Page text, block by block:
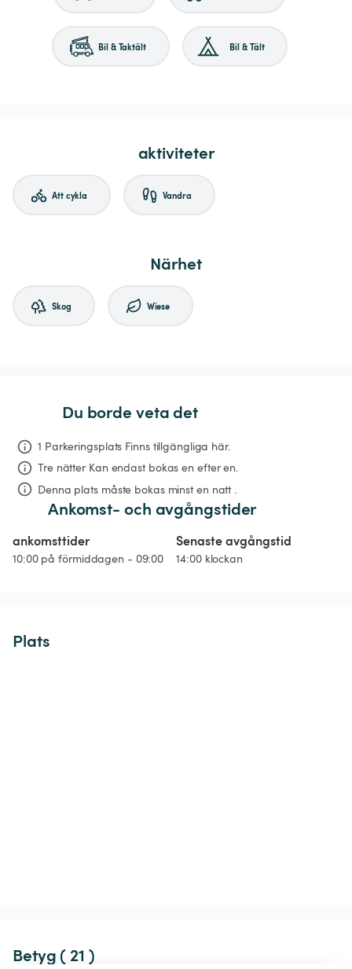
Bil & Taktält Bil & Tält
aktiviteter
Att cykla Vandra
Närhet
Skog Wiese
Du borde veta det
1 Parkeringsplats Finns tillgängliga här.
Tre nätter Kan endast bokas en efter en.
Denna plats måste bokas minst en natt .
Ankomst- och avgångstider
ankomsttider
10:00 på förmiddagen - 09:00
Senaste avgångstid
14:00 klockan
Plats
Betyg ( 21 )